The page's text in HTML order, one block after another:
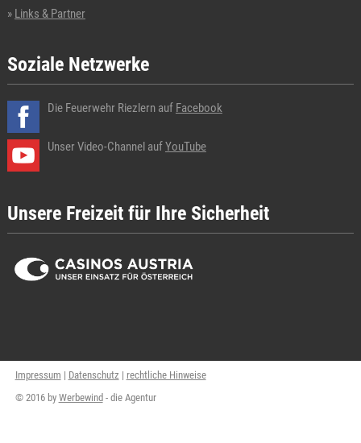
Links & Partner
Soziale Netzwerke
Die Feuerwehr Riezlern auf Facebook
Unser Video-Channel auf YouTube
Unsere Freizeit für Ihre Sicherheit
Impressum | Datenschutz | rechtliche Hinweise
© 2016 by Werbewind - die Agentur